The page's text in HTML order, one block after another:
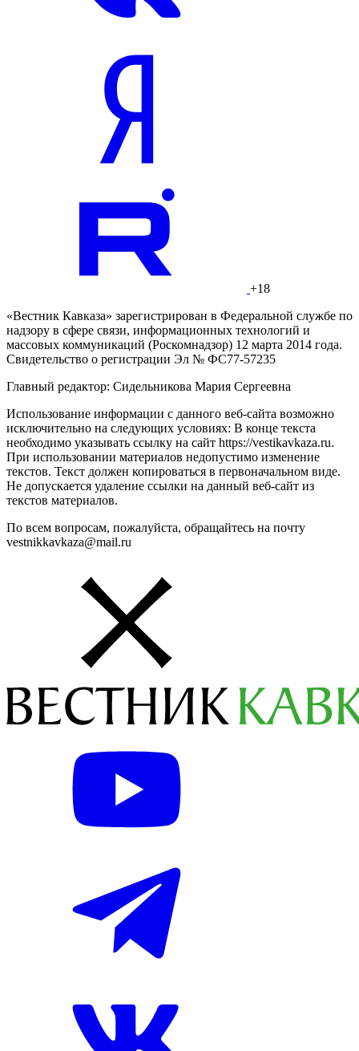
+18
«Вестник Кавказа» зарегистрирован в Федеральной службе по
надзору в сфере связи, информационных технологий и
массовых коммуникаций (Роскомнадзор) 12 марта 2014 года.
Свидетельство о регистрации Эл № ФС77-57235
Главный редактор: Сидельникова Мария Сергеевна
Использование информации с данного веб-сайта возможно
исключительно на следующих условиях: В конце текста
необходимо указывать ссылку на сайт https://vestikavkaza.ru.
При использовании материалов недопустимо изменение
текстов. Текст должен копироваться в первоначальном виде.
Не допускается удаление ссылки на данный веб-сайт из
текстов материалов.
По всем вопросам, пожалуйста, обращайтесь на почту
vestnikkavkaza@mail.ru